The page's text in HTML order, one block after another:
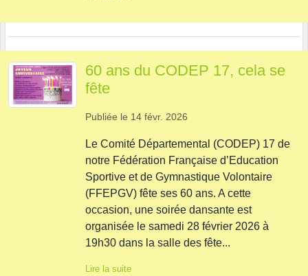
60 ans du CODEP 17, cela se
fête
Publiée le 14 févr. 2026
Le Comité Départemental (CODEP) 17 de
notre Fédération Française d’Education
Sportive et de Gymnastique Volontaire
(FFEPGV) fête ses 60 ans. A cette
occasion, une soirée dansante est
organisée le samedi 28 février 2026 à
19h30 dans la salle des fête...
Lire la suite